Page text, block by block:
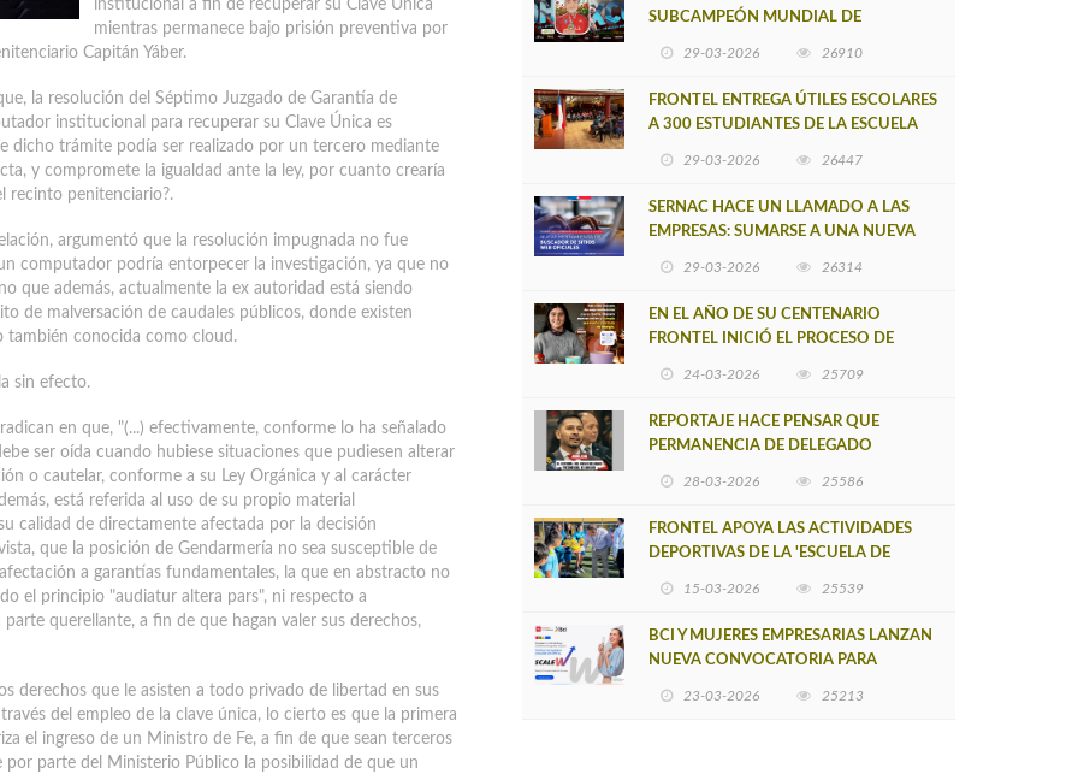
institucional a fin de recuperar su Clave Única
mientras permanece bajo prisión preventiva por
Capitán Yáber.
la resolución del Séptimo Juzgado de Garantía de
institucional para recuperar su Clave Única es
dicho trámite podía ser realizado por un tercero mediante
y compromete la igualdad ante la ley, por cuanto crearía
recinto penitenciario?.
argumentó que la resolución impugnada no fue
computador podría entorpecer la investigación, ya que no
que además, actualmente la ex autoridad está siendo
de malversación de caudales públicos, donde existen
también conocida como cloud.
sin efecto.
en que, "(...) efectivamente, conforme lo ha señalado
ser oída cuando hubiese situaciones que pudiesen alterar
o cautelar, conforme a su Ley Orgánica y al carácter
está referida al uso de su propio material
calidad de directamente afectada por la decisión
que la posición de Gendarmería no sea susceptible de
a garantías fundamentales, la que en abstracto no
el principio "audiatur altera pars", ni respecto a
querellante, a fin de que hagan valer sus derechos,
derechos que le asisten a todo privado de libertad en sus
del empleo de la clave única, lo cierto es que la primera
el ingreso de un Ministro de Fe, a fin de que sean terceros
por parte del Ministerio Público la posibilidad de que un
SUBCAMPEÓN MUNDIAL DE
29-03-2026 26910
FRONTEL ENTREGA ÚTILES ESCOLARES
A 300 ESTUDIANTES DE LA ESCUELA
29-03-2026 26447
SERNAC HACE UN LLAMADO A LAS
EMPRESAS: SUMARSE A UNA NUEVA
29-03-2026 26314
EN EL AÑO DE SU CENTENARIO
FRONTEL INICIÓ EL PROCESO DE
24-03-2026 25709
REPORTAJE HACE PENSAR QUE
PERMANENCIA DE DELEGADO
28-03-2026 25586
FRONTEL APOYA LAS ACTIVIDADES
DEPORTIVAS DE LA 'ESCUELA DE
15-03-2026 25539
BCI Y MUJERES EMPRESARIAS LANZAN
NUEVA CONVOCATORIA PARA
23-03-2026 25213